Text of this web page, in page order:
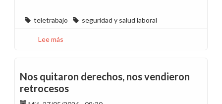
teletrabajo seguridad y salud laboral
Lee más
colapso
previsto,
una
Nos quitaron derechos, nos vendieron
retrocesos